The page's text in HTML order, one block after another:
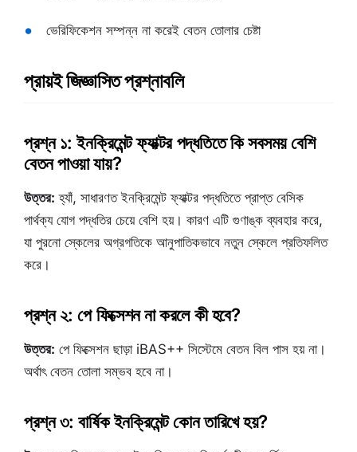
ভেরিফিকেশন সম্পন্ন না করেই বেতন তোলার চেষ্টা
প্রায়ই জিজ্ঞাসিত প্রশ্নাবলি
প্রশ্ন ১: ইনক্রিমেন্ট ফ্যাক্টর পদ্ধতিতে কি সবসময় বেশি
বেতন পাওয়া যায়?
উত্তর: হ্যাঁ, সাধারণত ইনক্রিমেন্ট ফ্যাক্টর পদ্ধতিতে প্রাপ্ত বেসিক
পার্থক্য যোগ পদ্ধতির চেয়ে বেশি হয়। কারণ এটি গুণাঙ্ক ব্যবহার করে,
যা পুরনো স্কেলের অগ্রগতিকে আনুপাতিকভাবে নতুন স্কেলে প্রতিফলিত
করে।
প্রশ্ন ২: পে ফিক্সেশন না করলে কী হবে?
উত্তর: পে ফিক্সেশন ছাড়া iBAS++ সিস্টেমে বেতন বিল পাস হয় না।
অর্থাৎ বেতন তোলা সম্ভব হবে না।
প্রশ্ন ৩: বার্ষিক ইনক্রিমেন্ট কোন তারিখে হয়?